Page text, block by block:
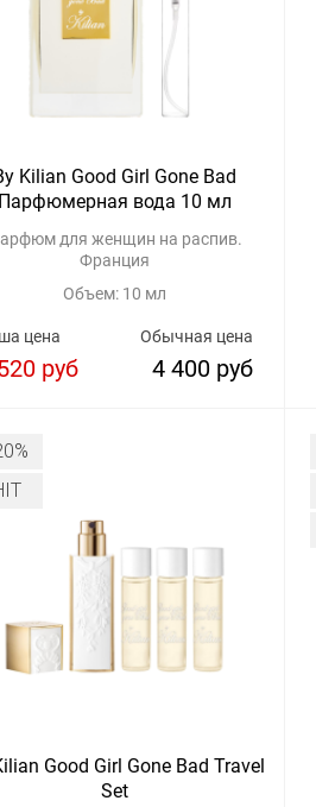
Kilian Good Girl Gone Bad
вода 10 мл
для женщин на распив.
Франция
Объем: 10 мл
Обычная цена
4 400 руб
цена
руб
Good Girl Gone Bad Travel
Set